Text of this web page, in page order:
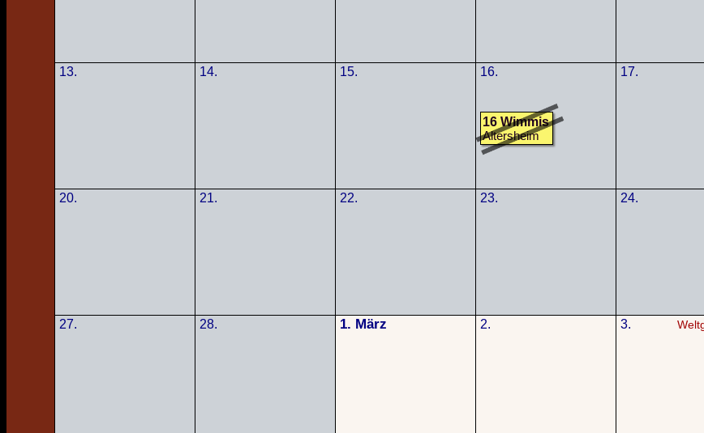
13. 14. 15. 16.
16 Wimmis
Altersheim
17.
20. 21. 22. 23. 24.
27. 28. 1. März 2. 3.